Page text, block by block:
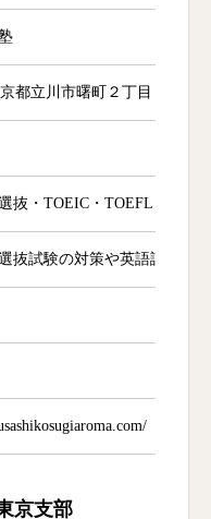
京都立川市曙町２丁目１４−
抜・TOEIC・TOEFL・英会
抜試験の対策や英語試験対
京支部